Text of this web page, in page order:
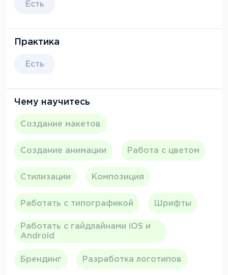
Есть
Практика
Есть
Чему научитесь
Создание макетов
Создание анимации Работа с цветом
Стилизации Композиция
Работать с типографикой Шрифты
Работать с гайдлайнами iOS и
Android
Брендинг Разработка логотипов